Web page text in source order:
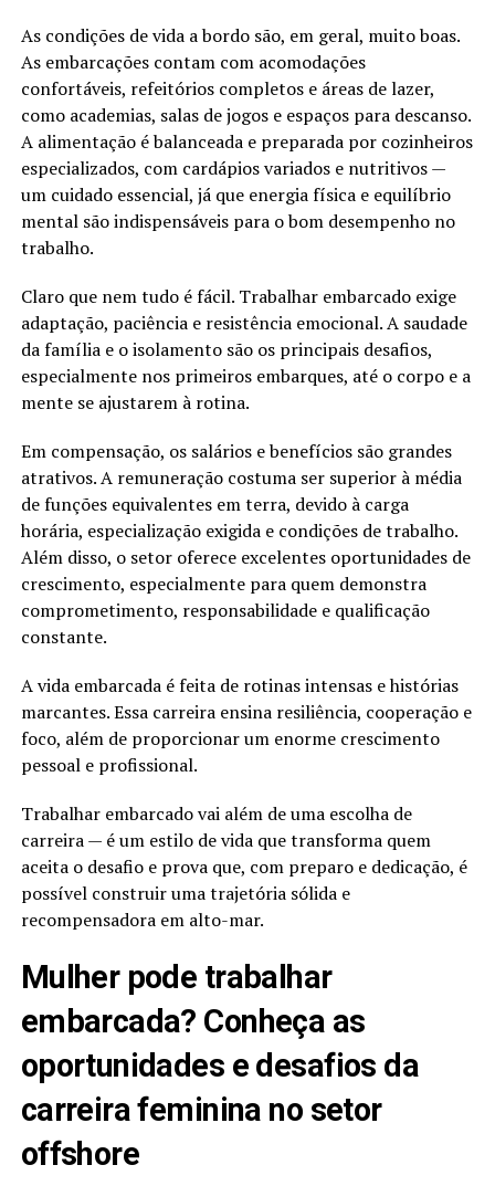
As condições de vida a bordo são, em geral, muito boas.
As embarcações contam com acomodações
confortáveis, refeitórios completos e áreas de lazer,
como academias, salas de jogos e espaços para descanso.
A alimentação é balanceada e preparada por cozinheiros
especializados, com cardápios variados e nutritivos —
um cuidado essencial, já que energia física e equilíbrio
mental são indispensáveis para o bom desempenho no
trabalho.
Claro que nem tudo é fácil. Trabalhar embarcado exige
adaptação, paciência e resistência emocional. A saudade
da família e o isolamento são os principais desafios,
especialmente nos primeiros embarques, até o corpo e a
mente se ajustarem à rotina.
Em compensação, os salários e benefícios são grandes
atrativos. A remuneração costuma ser superior à média
de funções equivalentes em terra, devido à carga
horária, especialização exigida e condições de trabalho.
Além disso, o setor oferece excelentes oportunidades de
crescimento, especialmente para quem demonstra
comprometimento, responsabilidade e qualificação
constante.
A vida embarcada é feita de rotinas intensas e histórias
marcantes. Essa carreira ensina resiliência, cooperação e
foco, além de proporcionar um enorme crescimento
pessoal e profissional.
Trabalhar embarcado vai além de uma escolha de
carreira — é um estilo de vida que transforma quem
aceita o desafio e prova que, com preparo e dedicação, é
possível construir uma trajetória sólida e
recompensadora em alto-mar.
Mulher pode trabalhar
embarcada? Conheça as
oportunidades e desafios da
carreira feminina no setor
offshore